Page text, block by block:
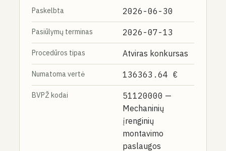
Paskelbta 2026-06-30
Pasiūlymų terminas 2026-07-13
Procedūros tipas Atviras konkursas
Numatoma vertė 136363.64 €
BVPŽ kodai 51120000 —
Mechaninių
įrenginių
montavimo
paslaugos